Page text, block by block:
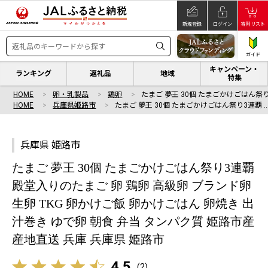
新規登録 ログイン 寄附リスト
ガイド
ランキング 返礼品 地域
キャンペーン・
特集
HOME 卵・乳製品 鶏卵
たまご 夢王 30個 たまごかけごはん祭
HOME
兵庫県姫路市 たまご 夢王 30個 たまごかけごはん祭り3連覇
兵庫県 姫路市
たまご 夢王 30個 たまごかけごはん祭り3連覇
殿堂入りのたまご 卵 鶏卵 高級卵 ブランド卵
生卵 TKG 卵かけご飯 卵かけごはん 卵焼き 出
汁巻き ゆで卵 朝食 弁当 タンパク質 姫路市産
産地直送 兵庫 兵庫県 姫路市